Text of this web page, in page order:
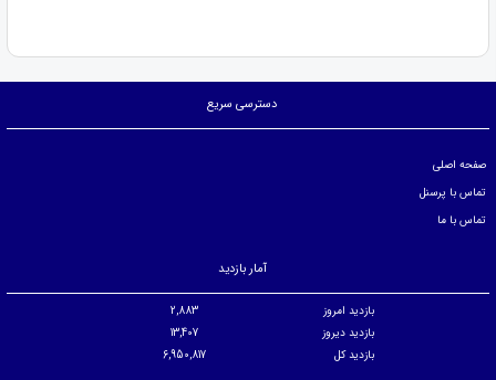
دسترسی سریع
صفحه اصلی
تماس با پرسنل
تماس با ما
آمار بازدید
بازدید امروز
2,883
بازدید دیروز
13,407
بازدید کل
6,950,817